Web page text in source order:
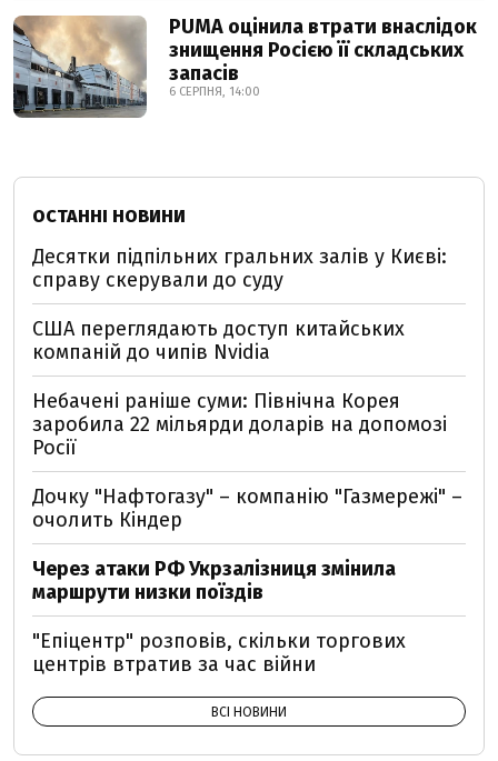
PUMA оцінила втрати внаслідок
знищення Росією її складських
запасів
6 СЕРПНЯ, 14:00
ОСТАННІ НОВИНИ
Десятки підпільних гральних залів у Києві:
справу скерували до суду
США переглядають доступ китайських
компаній до чипів Nvidia
Небачені раніше суми: Північна Корея
заробила 22 мільярди доларів на допомозі
Росії
Дочку "Нафтогазу" – компанію "Газмережі" –
очолить Кіндер
Через атаки РФ Укрзалізниця змінила
маршрути низки поїздів
"Епіцентр" розповів, скільки торгових
центрів втратив за час війни
ВСІ НОВИНИ